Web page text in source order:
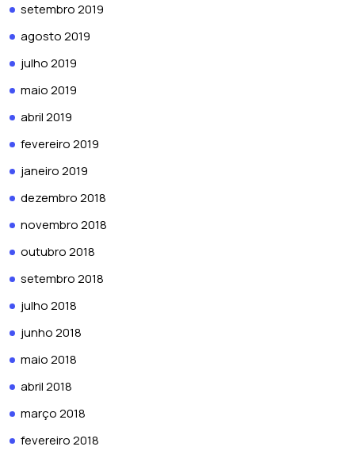
setembro 2019
agosto 2019
julho 2019
maio 2019
abril 2019
fevereiro 2019
janeiro 2019
dezembro 2018
novembro 2018
outubro 2018
setembro 2018
julho 2018
junho 2018
maio 2018
abril 2018
março 2018
fevereiro 2018